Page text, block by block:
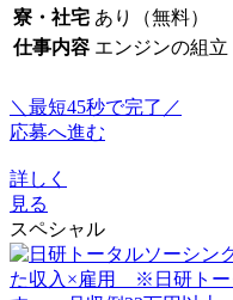
寮・社宅 あり（無料）
仕事内容 エンジンの組立
＼最短45秒で完了／
応募へ進む
詳しく
見る
スペシャル